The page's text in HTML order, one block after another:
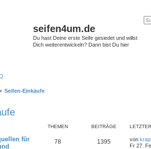
seifen4um.de
Du hast Deine erste Seife gesiedet und willst
Dich weiterentwickeln? Dann bist Du hier
Seifen-Einkäufe
THEMEN BEITRÄGE
für
78 1395 von krapi
Fr 27.